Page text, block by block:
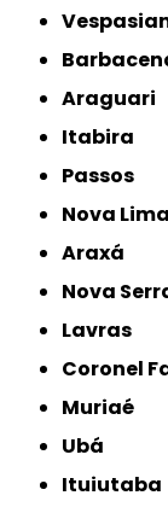
Araguari
Itabira
Passos
Nova Lima
Araxá
Nova
Lavras
Coronel
Muriaé
Ubá
Ituiutaba